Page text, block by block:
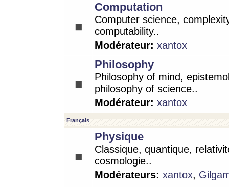
Computation
Computer science,
computability..
Modérateur: xantox
Philosophy
Philosophy of mind,
philosophy of science..
Modérateur: xantox
Français
Physique
Classique, quantique,
cosmologie..
Modérateurs: xantox,